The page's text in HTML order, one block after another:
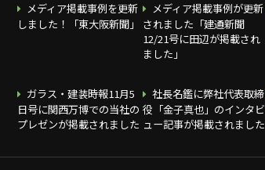
メディア掲載事例を更新
しました！「東大阪新聞」
メディア掲載事例が更新
されました「建通新聞
12/21号に田辺が掲載され
ました」
ガラス・建装時報11月5
日号に関西万博での当社の
プレゼンが掲載されました
社長名鑑に弊社代表取締
役「金子真也」のインタビ
ュー記事が掲載されました